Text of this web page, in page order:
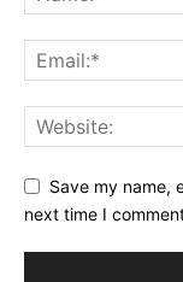
Save my name,
next time I